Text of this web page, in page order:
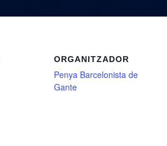
ORGANITZADOR
Penya Barcelonista de
Gante